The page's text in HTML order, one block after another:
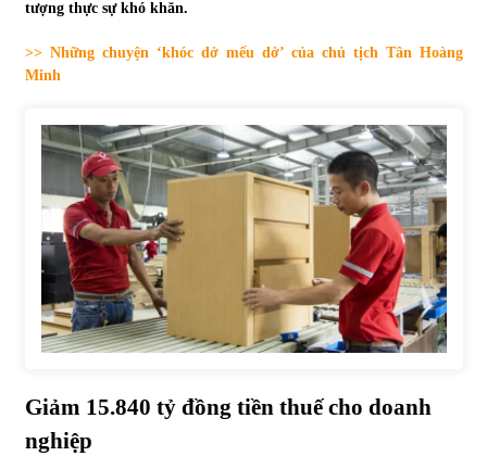
Top 10 tỷ phú giàu nhất thế giới – Bảng xếp hạng 2022
31/05/2022
Bất ổn từ các cuộc đấu giá đất ở Thanh Hoá
31/05/2022
Tiền gửi vào ngân hàng tiếp tục tăng mạnh
tượng thực sự khó khăn.
>> Những chuyện ‘khóc dở mếu dở’ của chủ tịch Tân Hoàng
Minh
Giảm 15.840 tỷ đồng tiền thuế cho doanh
nghiệp